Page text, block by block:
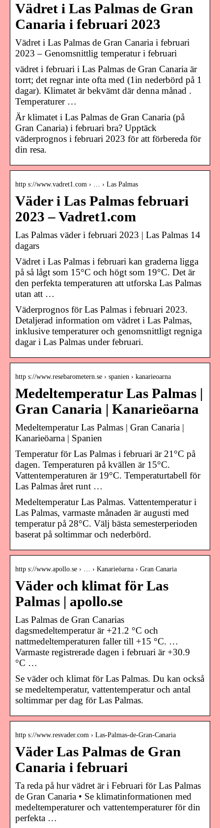
Vädret i Las Palmas de Gran
Canaria i februari 2023
Vädret i Las Palmas de Gran Canaria i februari
2023 – Genomsnittlig temperatur i februari
vädret i februari i Las Palmas de Gran Canaria är
torrt; det regnar inte ofta med (1in nederbörd på 1
dagar). Klimatet är bekvämt där denna månad .
Temperaturer …
Är klimatet i Las Palmas de Gran Canaria (på
Gran Canaria) i februari bra? Upptäck
väderprognos i februari 2023 för att förbereda för
din resa.
http s://www.vadret1.com › … › Las Palmas
Väder i Las Palmas februari
2023 – Vadret1.com
Las Palmas väder i februari 2023 | Las Palmas 14
dagars
Vädret i Las Palmas i februari kan graderna ligga
på så lågt som 15°C och högt som 19°C. Det är
den perfekta temperaturen att utforska Las Palmas
utan att …
Väderprognos för Las Palmas i februari 2023.
Detaljerad information om vädret i Las Palmas,
inklusive temperaturer och genomsnittligt regniga
dagar i Las Palmas under februari.
http s://www.resebarometern.se › spanien › kanarieoarna
Medeltemperatur Las Palmas |
Gran Canaria | Kanarieöarna
Medeltemperatur Las Palmas | Gran Canaria |
Kanarieöarna | Spanien
Temperatur för Las Palmas i februari är 21°C på
dagen. Temperaturen på kvällen är 15°C.
Vattentemperaturen är 19°C. Temperaturtabell för
Las Palmas året runt …
Medeltemperatur Las Palmas. Vattentemperatur i
Las Palmas, varmaste månaden är augusti med
temperatur på 28°C. Välj bästa semesterperioden
baserat på soltimmar och nederbörd.
http s://www.apollo.se › … › Kanarieöarna › Gran Canaria
Väder och klimat för Las
Palmas | apollo.se
Las Palmas de Gran Canarias
dagsmedeltemperatur är +21.2 °C och
nattmedeltemperaturen faller till +15 °C. …
Varmaste registrerade dagen i februari är +30.9
°C …
Se väder och klimat för Las Palmas. Du kan också
se medeltemperatur, vattentemperatur och antal
soltimmar per dag för Las Palmas.
http s://www.resvader.com › Las-Palmas-de-Gran-Canaria
Väder Las Palmas de Gran
Canaria i februari
Ta reda på hur vädret är i Februari för Las Palmas
de Gran Canaria • Se klimatinformationen med
medeltemperaturer och vattentemperaturer för din
perfekta …